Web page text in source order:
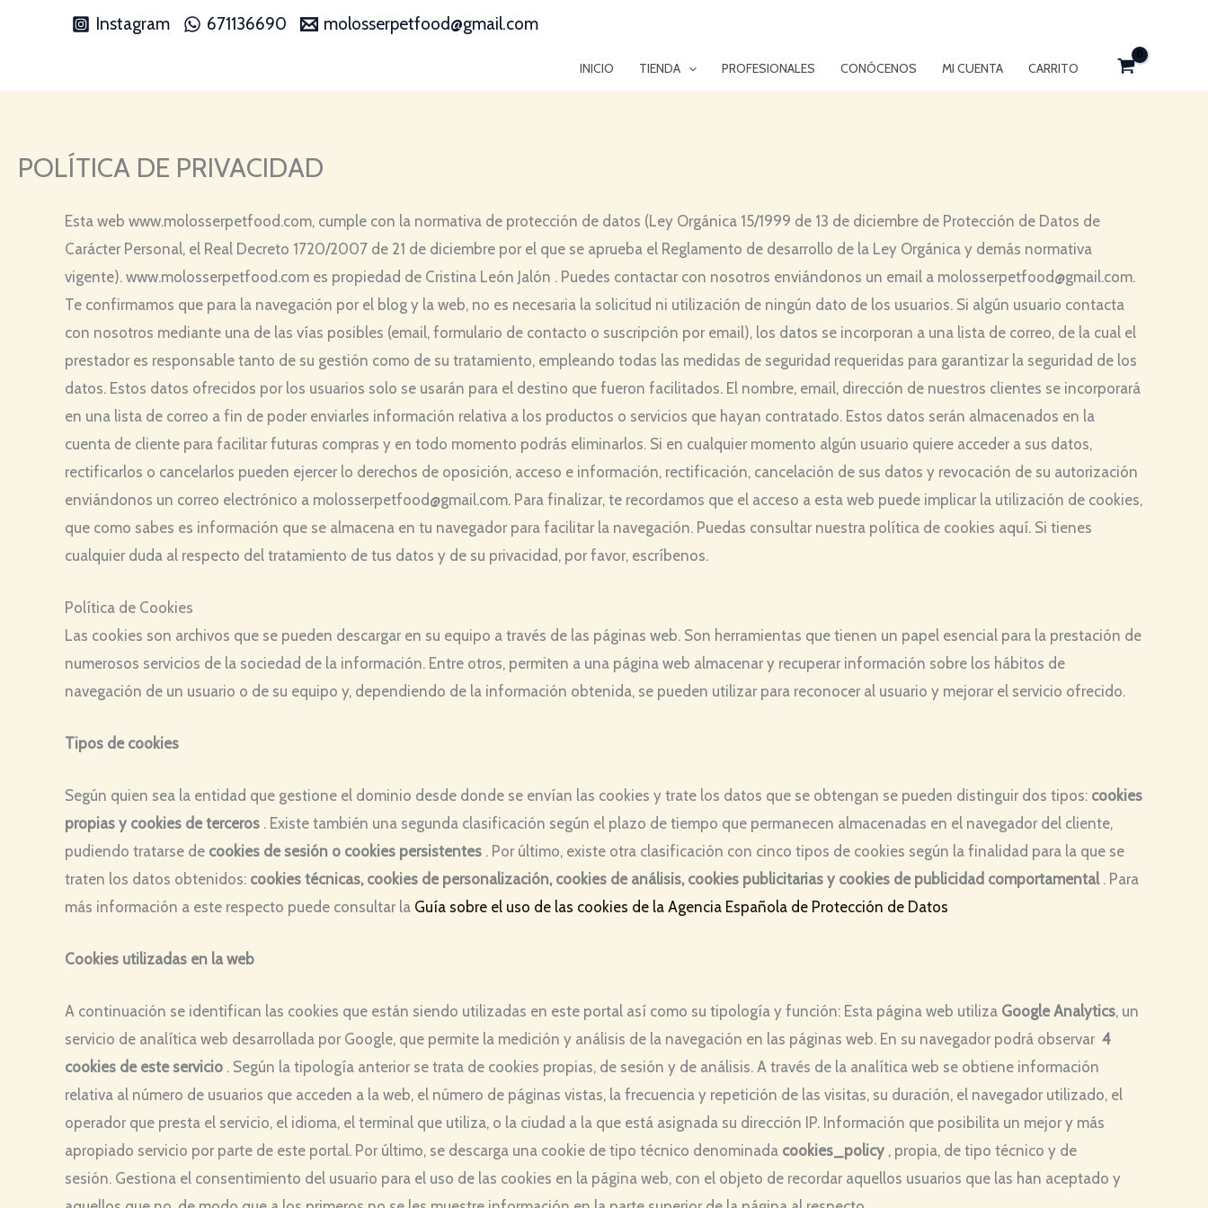
Instagram 671136690 molosserpetfood@gmail.com
INICIO TIENDA PROFESIONALES CONÓCENOS MI CUENTA CARRITO
POLÍTICA DE PRIVACIDAD
Esta web www.molosserpetfood.com, cumple con la normativa de protección de datos (Ley Orgánica 15/1999 de 13 de diciembre de Protección de Datos de
Carácter Personal, el Real Decreto 1720/2007 de 21 de diciembre por el que se aprueba el Reglamento de desarrollo de la Ley Orgánica y demás normativa
vigente). www.molosserpetfood.com es propiedad de Cristina León Jalón . Puedes contactar con nosotros enviándonos un email a molosserpetfood@gmail.com.
Te confirmamos que para la navegación por el blog y la web, no es necesaria la solicitud ni utilización de ningún dato de los usuarios. Si algún usuario contacta
con nosotros mediante una de las vías posibles (email, formulario de contacto o suscripción por email), los datos se incorporan a una lista de correo, de la cual el
prestador es responsable tanto de su gestión como de su tratamiento, empleando todas las medidas de seguridad requeridas para garantizar la seguridad de los
datos. Estos datos ofrecidos por los usuarios solo se usarán para el destino que fueron facilitados. El nombre, email, dirección de nuestros clientes se incorporará
en una lista de correo a fin de poder enviarles información relativa a los productos o servicios que hayan contratado. Estos datos serán almacenados en la
cuenta de cliente para facilitar futuras compras y en todo momento podrás eliminarlos. Si en cualquier momento algún usuario quiere acceder a sus datos,
rectificarlos o cancelarlos pueden ejercer lo derechos de oposición, acceso e información, rectificación, cancelación de sus datos y revocación de su autorización
enviándonos un correo electrónico a molosserpetfood@gmail.com. Para finalizar, te recordamos que el acceso a esta web puede implicar la utilización de cookies,
que como sabes es información que se almacena en tu navegador para facilitar la navegación. Puedas consultar nuestra política de cookies aquí. Si tienes
cualquier duda al respecto del tratamiento de tus datos y de su privacidad, por favor, escríbenos.
Política de Cookies
Las cookies son archivos que se pueden descargar en su equipo a través de las páginas web. Son herramientas que tienen un papel esencial para la prestación de
numerosos servicios de la sociedad de la información. Entre otros, permiten a una página web almacenar y recuperar información sobre los hábitos de
navegación de un usuario o de su equipo y, dependiendo de la información obtenida, se pueden utilizar para reconocer al usuario y mejorar el servicio ofrecido.
Tipos de cookies
Según quien sea la entidad que gestione el dominio desde donde se envían las cookies y trate los datos que se obtengan se pueden distinguir dos tipos: cookies
propias y cookies de terceros . Existe también una segunda clasificación según el plazo de tiempo que permanecen almacenadas en el navegador del cliente,
pudiendo tratarse de cookies de sesión o cookies persistentes . Por último, existe otra clasificación con cinco tipos de cookies según la finalidad para la que se
traten los datos obtenidos: cookies técnicas, cookies de personalización, cookies de análisis, cookies publicitarias y cookies de publicidad comportamental . Para
más información a este respecto puede consultar la Guía sobre el uso de las cookies de la Agencia Española de Protección de Datos
Cookies utilizadas en la web
A continuación se identifican las cookies que están siendo utilizadas en este portal así como su tipología y función: Esta página web utiliza Google Analytics, un
servicio de analítica web desarrollada por Google, que permite la medición y análisis de la navegación en las páginas web. En su navegador podrá observar 4
cookies de este servicio . Según la tipología anterior se trata de cookies propias, de sesión y de análisis. A través de la analítica web se obtiene información
relativa al número de usuarios que acceden a la web, el número de páginas vistas, la frecuencia y repetición de las visitas, su duración, el navegador utilizado, el
operador que presta el servicio, el idioma, el terminal que utiliza, o la ciudad a la que está asignada su dirección IP. Información que posibilita un mejor y más
apropiado servicio por parte de este portal. Por último, se descarga una cookie de tipo técnico denominada cookies_policy , propia, de tipo técnico y de
sesión. Gestiona el consentimiento del usuario para el uso de las cookies en la página web, con el objeto de recordar aquellos usuarios que las han aceptado y